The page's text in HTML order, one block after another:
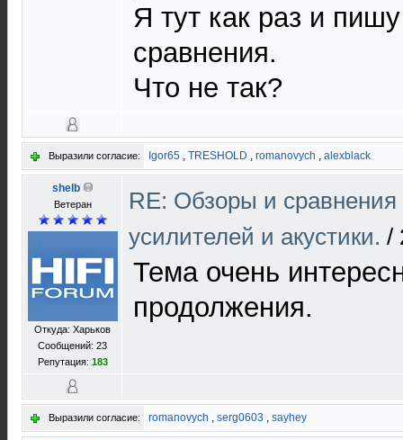
Я тут как раз и
сравнения.
Что не так?
Выразили согласие: Igor65 , TRESHOLD , romanovych , alexblack
shelb
Ветеран
Откуда: Харьков
Сообщений: 23
Репутация: 183
RE: Обзоры и
усилителей и акустики. /
Тема очень
продолжения.
Выразили согласие: romanovych , serg0603 , sayhey